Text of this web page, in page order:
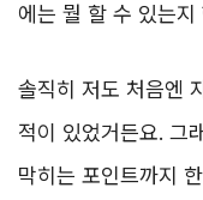
에는 뭘 할 수 있는
솔직히 저도 처음엔
적이 있었거든요. 그
막히는 포인트까지